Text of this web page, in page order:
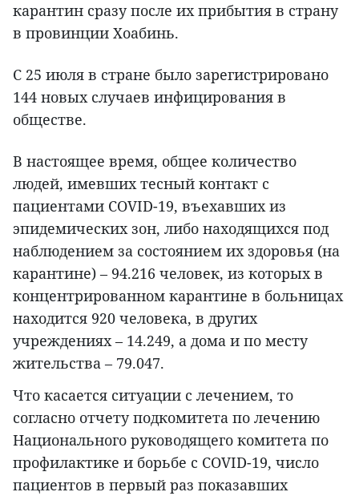
карантин сразу после их прибытия в страну
в провинции Хоабинь.
С 25 июля в стране было зарегистрировано
144 новых случаев инфицирования в
обществе.
В настоящее время, общее количество
людей, имевших тесный контакт с
пациентами COVID-19, въехавших из
эпидемических зон, либо находящихся под
наблюдением за состоянием их здоровья (на
карантине) – 94.216 человек, из которых в
концентрированном карантине в больницах
находится 920 человека, в других
учреждениях – 14.249, а дома и по месту
жительства – 79.047.
Что касается ситуации с лечением, то
согласно отчету подкомитета по лечению
Национального руководящего комитета по
профилактике и борьбе с COVID-19, число
пациентов в первый раз показавших